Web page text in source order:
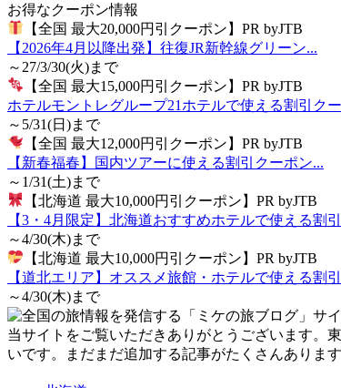
お得なクーポン情報
【全国 最大20,000円引クーポン】PR byJTB
【2026年4月以降出発】往復JR新幹線グリーン...
～27/3/30(火)まで
【全国 最大15,000円引クーポン】PR byJTB
ホテルモントレグループ21ホテルで使える割引ク
～5/31(日)まで
【全国 最大12,000円引クーポン】PR byJTB
【新春福春】国内ツアーに使える割引クーポン...
～1/31(土)まで
【北海道 最大10,000円引クーポン】PR byJTB
【3・4月限定】北海道おすすめホテルで使える割
～4/30(木)まで
【北海道 最大10,000円引クーポン】PR byJTB
【道北エリア】オススメ旅館・ホテルで使える割
～4/30(木)まで
当サイトをご覧いただきありがとうございます。
いです。まだまだ追加する記事がたくさんありま